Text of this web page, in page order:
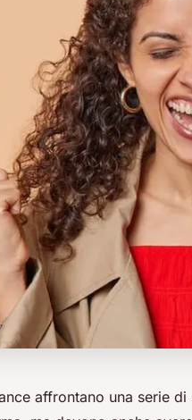
affrontano una serie